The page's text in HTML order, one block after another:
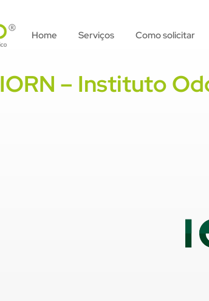
Home Serviços Como solicitar
IORN – Instituto